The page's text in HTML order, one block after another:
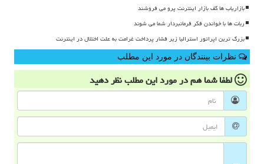
بازاریاب ها کف بازار اینترنت پرو می فروشند
ربات ها با خواندن فکر فرمانبردار شما می شوند
بزرگ ترین اپراتور استرالیا زیر فشار پرداخت غرامت به علت اختلال در اینترنت
نظرات بینندگان در مورد این مطلب
لطفا شما همدر مورد این مطلبنظر دهید